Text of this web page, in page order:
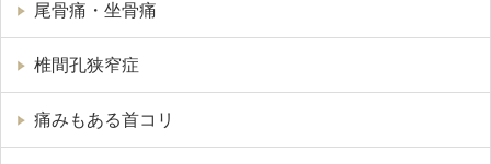
尾骨痛・坐骨痛
椎間孔狭窄症
痛みもある首コリ